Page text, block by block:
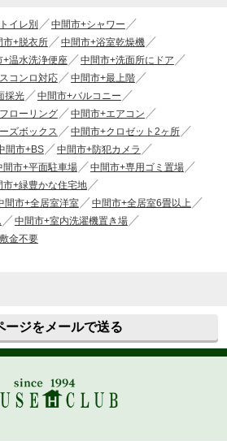
イレ別
中間市+シャワー
市+脱衣所
中間市+浴室乾燥機
+温水洗浄便座
中間市+洗面所にドア
コンロ対応
中間市+最上階
採光
中間市+バルコニー
ローリング
中間市+エアコン
ズボックス
中間市+クロゼット2ヶ所
間市+BS
中間市+防犯カメラ
間市+平面駐車場
中間市+専用ゴミ置場
市+緑豊かな住宅地
間市+全居室洋室
中間市+全居室6畳以上
中間市+室内洗濯機置き場
金不要
ージをメールで送る